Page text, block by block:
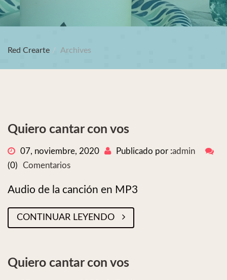
Red Crearte Archives
Quiero cantar con vos
07, noviembre, 2020 Publicado por :admin
(0)
Comentarios
Audio de la canción en MP3
CONTINUAR LEYENDO
Quiero cantar con vos